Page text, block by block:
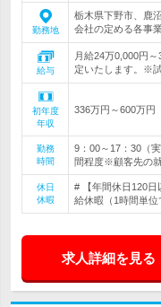
勤務地
栃木県下野市、鹿
会社の定める各事
給与
月給24万0,000円
定いたします。※
初年度
年収
336万円～600万円
勤務
時間
9：00～17：30（
間程度※顧客先の
休日
休暇
# 【年間休日120日
給休暇（1時間単位
求人詳細を見る